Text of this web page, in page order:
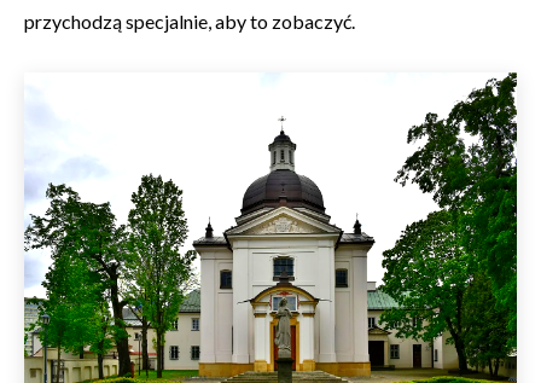
przychodzą specjalnie, aby to zobaczyć.